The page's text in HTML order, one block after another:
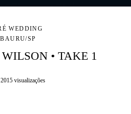
WEDDING
BAURU/SP
• TAKE 1
2015 visualizações